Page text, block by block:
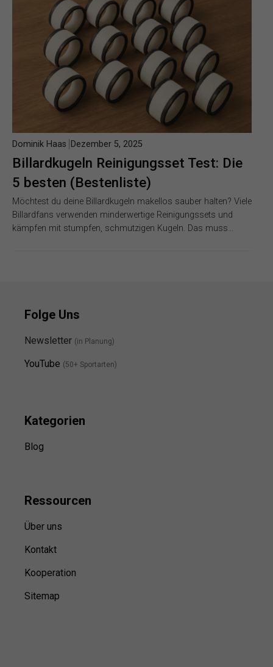
Billardkugeln Reinigungsset Test: Die
5 besten (Bestenliste)
Dominik Haas Dezember 5, 2025
Möchtest du deine Billardkugeln makellos sauber halten? Viele
Billardfans verwenden minderwertige Reinigungssets und
kämpfen mit stumpfen, schmutzigen Kugeln. Das muss…
Folge Uns
Newsletter (in Planung)
YouTube (50+ Sportarten)
Kategorien
Blog
Ressourcen
Über uns
Kontakt
Kooperation
Sitemap